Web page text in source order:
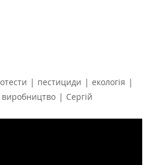
| пестициди | екологія |
виробництво | Сергій